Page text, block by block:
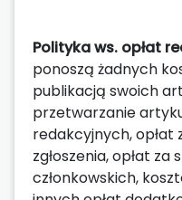
Polityka ws. opłat
ponoszą żadnych
publikacją swoich
przetwarzanie
redakcyjnych, opłat
zgłoszenia, opłat za
członkowskich,